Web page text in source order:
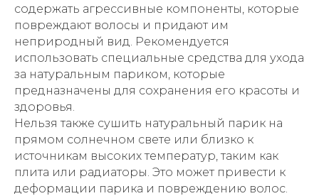
содержать агрессивные компоненты, которые
повреждают волосы и придают им
неприродный вид. Рекомендуется
использовать специальные средства для ухода
за натуральным париком, которые
предназначены для сохранения его красоты и
здоровья.
Нельзя также сушить натуральный парик на
прямом солнечном свете или близко к
источникам высоких температур, таким как
плита или радиаторы. Это может привести к
деформации парика и повреждению волос.